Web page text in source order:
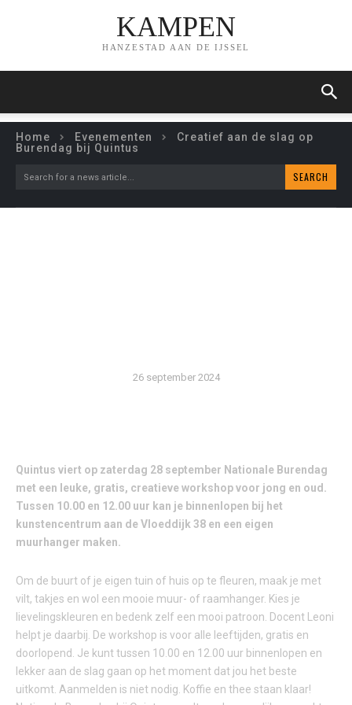
KAMPEN
HANZESTAD AAN DE IJSSEL
Home Evenementen
Creatief aan de slag op
Burendag bij Quintus
Search for a news article... SEARCH
26 september 2024
Quintus viert op zaterdag 28 september Nationale Burendag
met een leuke, gratis, creatieve workshop voor jong en oud.
Tussen 10.00 en 12.00 uur kan je binnenlopen bij het
kunstencentrum aan de Vloeddijk 38 en een eigen
muurhanger maken.
Om de buurt of je eigen tuin of huis op te fleuren, maak je met
vilt, takjes en wol een mooie muur- of raamhanger. Kies je
lievelingskleuren en bedenk zelf een mooi patroon. Docent Leoni
helpt je daarbij. De workshop is voor alle leeftijden, gratis en
doorlopend. Je kunt tussen 10.00 en 12.00 uur binnenlopen en
lekker aan de slag gaan op het moment dat jou het beste
uitkomt. Aanmelden is niet nodig. Koffie en thee staan klaar!